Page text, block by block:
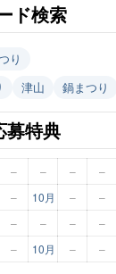
ド検索
り
津山 鍋まつり
募特典
– – –
–
– 10月 – –
– – –
–
– 10月 – –